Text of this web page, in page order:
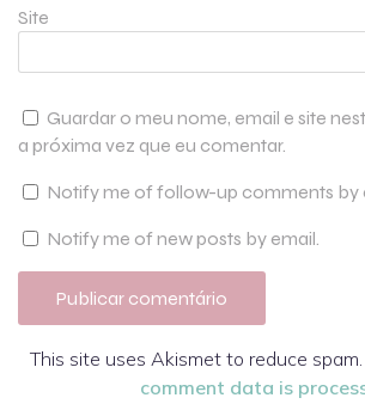
Site
Guardar o meu nome, email e site
a próxima vez que eu comentar.
Notify me of follow-up comments by
Notify me of new posts by email.
This site uses Akismet to reduce spam.
comment data is